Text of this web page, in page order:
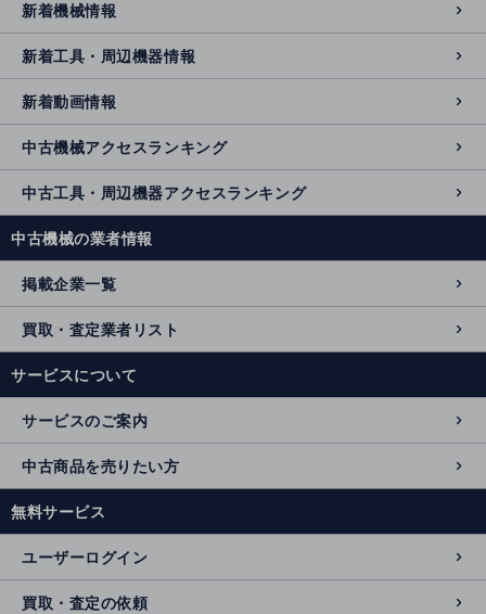
新着機械情報
新着工具・周辺機器情報
新着動画情報
中古機械アクセスランキング
中古工具・周辺機器アクセスランキング
中古機械の業者情報
掲載企業一覧
買取・査定業者リスト
サービスについて
サービスのご案内
中古商品を売りたい方
無料サービス
ユーザーログイン
買取・査定の依頼